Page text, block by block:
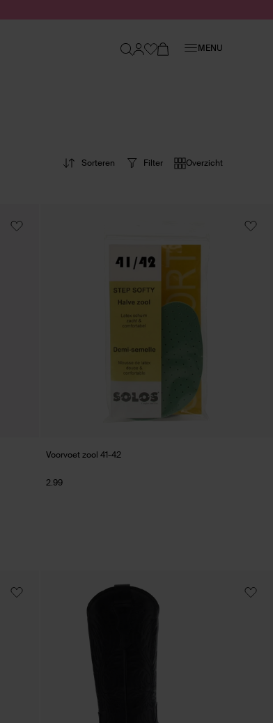
MENU
Filter Overzicht
Sorteren
Voorvoet zool 41-42
2.99